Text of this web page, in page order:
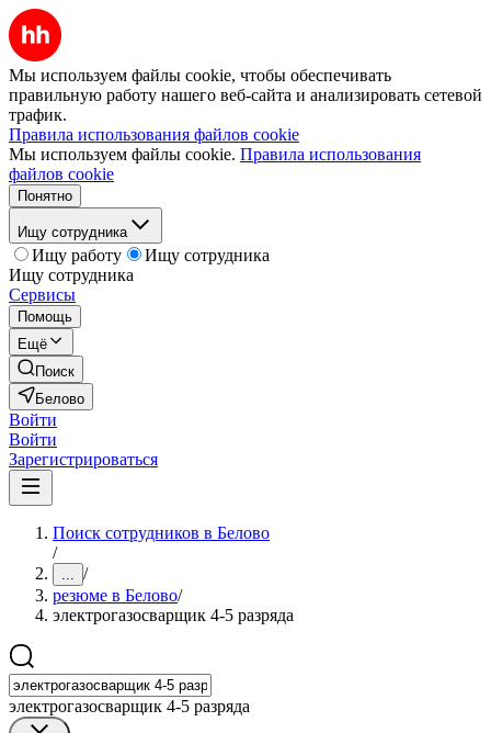
Мы используем файлы cookie, чтобы обеспечивать
правильную работу нашего веб-сайта и анализировать сетевой
трафик.
Правила использования файлов cookie
Мы используем файлы cookie. Правила использования
файлов cookie
Понятно
Ищу сотрудника
Ищу работу
Ищу сотрудника
Ищу сотрудника
Сервисы
Помощь
Ещё
Поиск
Белово
Войти
Войти
Зарегистрироваться
Поиск сотрудников в Белово
/
... /
резюме в Белово/
электрогазосварщик 4-5 разряда
электрогазосварщик 4-5 разряда